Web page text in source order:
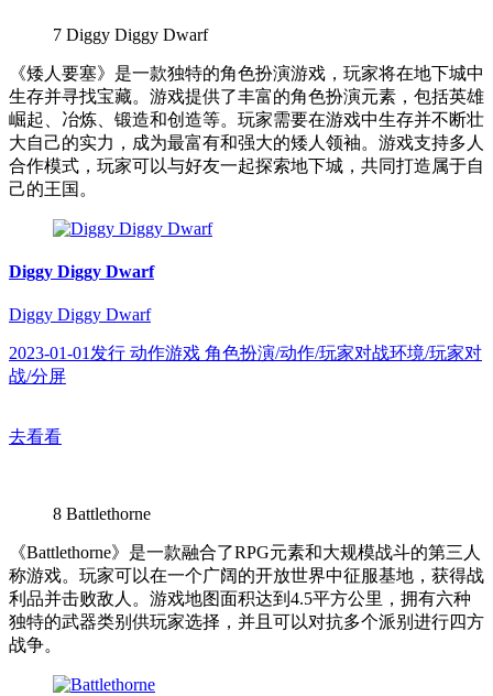
7 Diggy Diggy Dwarf
《矮人要塞》是一款独特的角色扮演游戏，玩家将在地下城中
生存并寻找宝藏。游戏提供了丰富的角色扮演元素，包括英雄
崛起、冶炼、锻造和创造等。玩家需要在游戏中生存并不断壮
大自己的实力，成为最富有和强大的矮人领袖。游戏支持多人
合作模式，玩家可以与好友一起探索地下城，共同打造属于自
己的王国。
Diggy Diggy Dwarf
Diggy Diggy Dwarf
2023-01-01发行 动作游戏 角色扮演/动作/玩家对战环境/玩家对
战/分屏
去看看
8 Battlethorne
《Battlethorne》是一款融合了RPG元素和大规模战斗的第三人
称游戏。玩家可以在一个广阔的开放世界中征服基地，获得战
利品并击败敌人。游戏地图面积达到4.5平方公里，拥有六种
独特的武器类别供玩家选择，并且可以对抗多个派别进行四方
战争。